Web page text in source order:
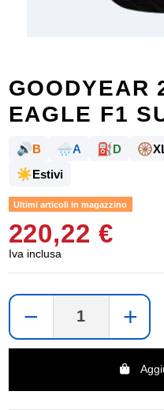
GOODYEAR
EAGLE F1
🔊B 🌧️A ⛽D 🛞
☀️Estivi
Ultimi articoli in magazzino
220,22 €
Iva inclusa
− +